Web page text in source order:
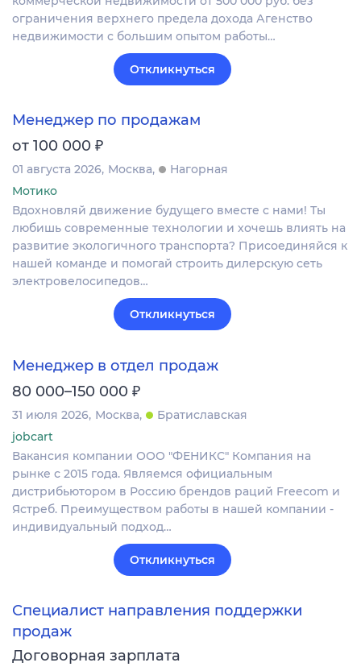
ограничения верхнего предела дохода Агенство
недвижимости с большим опытом работы…
Откликнуться
Менеджер по продажам
от 100 000 ₽
01 августа 2026 Москва
Нагорная
Мотико
Вдохновляй движение будущего вместе с нами! Ты
любишь современные технологии и хочешь влиять на
развитие экологичного транспорта? Присоединяйся к
нашей команде и помогай строить дилерскую сеть
электровелосипедов…
Откликнуться
Менеджер в отдел продаж
80 000–150 000 ₽
31 июля 2026 Москва
Братиславская
jobcart
Вакансия компании ООО "ФЕНИКС" Компания на
рынке с 2015 года. Являемся официальным
дистрибьютором в Россию брендов раций Freecom и
Ястреб. Преимуществом работы в нашей компании -
индивидуальный подход…
Откликнуться
Специалист направления поддержки
продаж
Договорная зарплата